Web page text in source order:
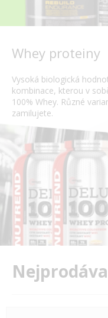
Whey proteiny
Vysoká biologická
kombinace, kterou v
100% Whey. Různé
zamilujete.